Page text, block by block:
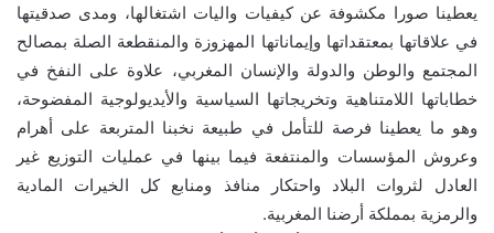
يعطينا صورا مكشوفة عن كيفيات واليات اشتغالها، ومدى صدقيتها
في علاقاتها بمعتقداتها وإيماناتها المهزوزة والمنقطعة الصلة بمصالح
المجتمع والوطن والدولة والإنسان المغربي، علاوة على النفخ في
خطاباتها اللامتناهية وتخريجاتها السياسية والأيديولوجية المفضوحة،
وهو ما يعطينا فرصة للتأمل في طبيعة نخبنا المتربعة على أهرام
وعروش المؤسسات والمنتفعة فيما بينها في عمليات التوزيع غير
العادل لثروات البلاد واحتكار منافذ ومنابع كل الخيرات المادية
والرمزية بمملكة أرضنا المغربية.